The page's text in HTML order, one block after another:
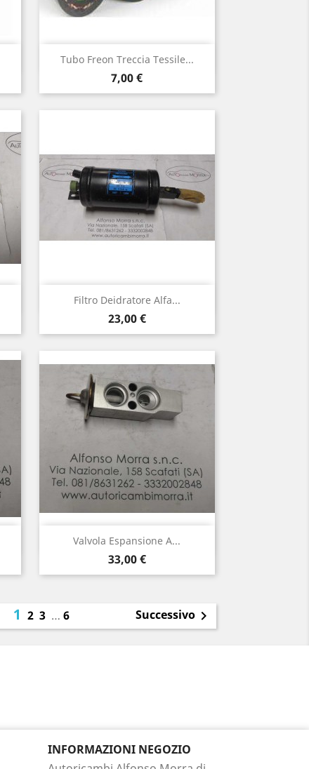
Tubo Freon Treccia Tessile...
Prezzo
7,00 €
Anteprima
Filtro Deidratore Alfa...
Prezzo
23,00 €
Anteprima
Valvola Espansione A...
Prezzo
33,00 €
 Anteprima
123 … 6 Successivo
INFORMAZIONI NEGOZIO